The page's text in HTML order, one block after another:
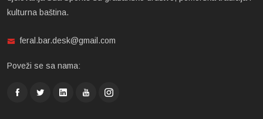
kulturna baština.
feral.bar.desk@gmail.com
Poveži se sa nama: